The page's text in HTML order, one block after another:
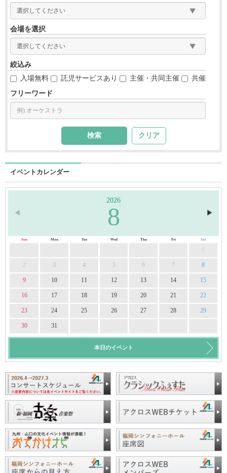
会場を選択
絞込み
入場無料
託児サービスあり 主催・共同主催 共催
フリーワード
クリア
イベントカレンダー
◀︎
2026
8 ▶︎
Sun Mon Tue Wed Thu Fri Sat
1
2 3 4 5 6 7 8
9 10 11 12 13 14 15
16 17 18 19 20 21 22
23 24 25 26 27 28 29
30 31
本日のイベント